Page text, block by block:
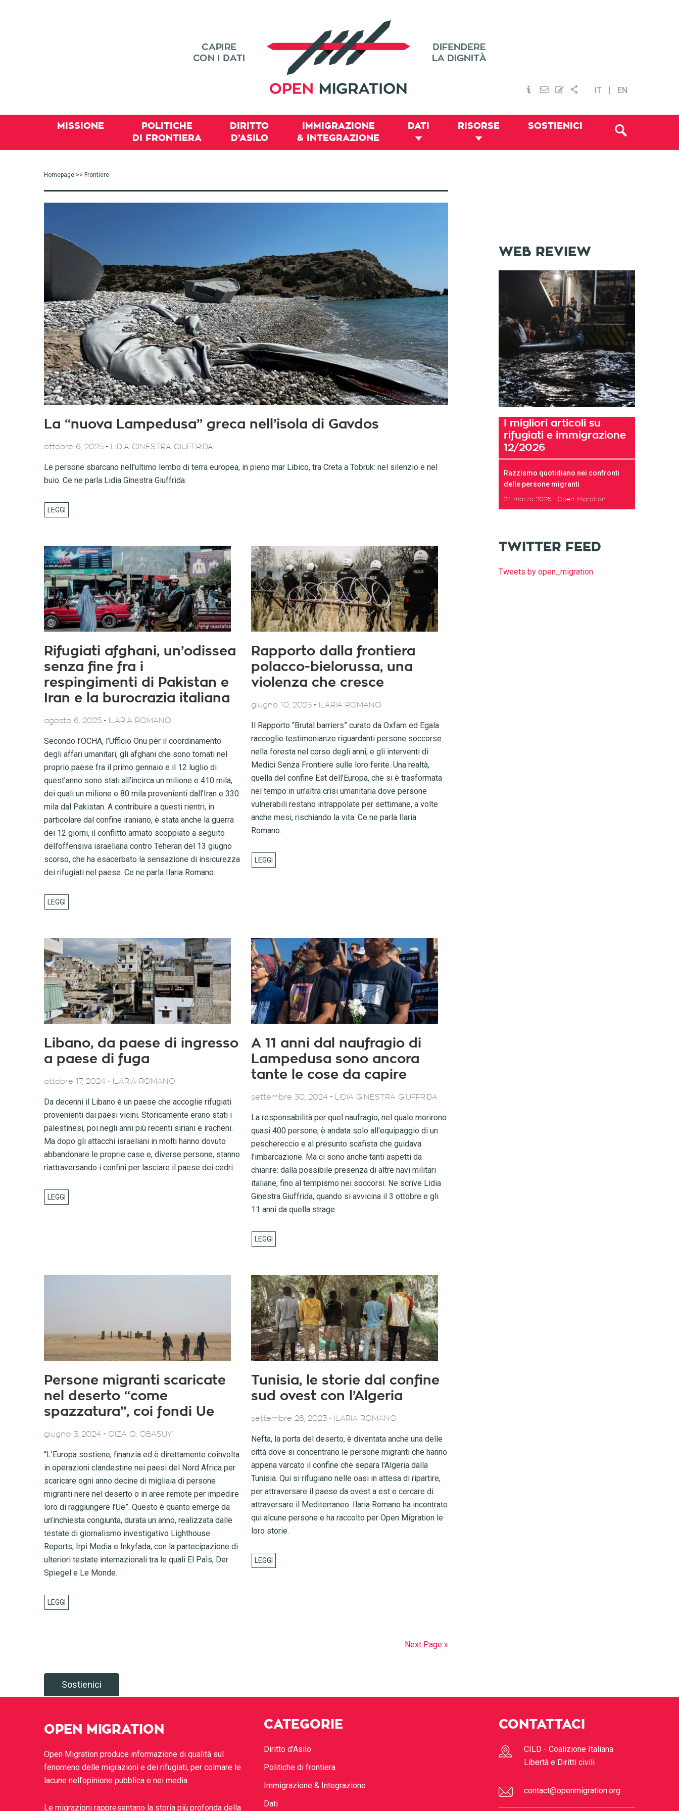
IT EN
MISSIONE
POLITICHE
DI FRONTIERA
DIRITTO
D’ASILO
IMMIGRAZIONE
& INTEGRAZIONE
DATI RISORSE SOSTIENICI
Homepage >> Frontiere
La “nuova Lampedusa” greca nell’isola di Gavdos
ottobre 6, 2025 - LIDIA GINESTRA GIUFFRIDA
Le persone sbarcano nell'ultimo lembo di terra europea, in pieno mar Libico, tra Creta a Tobruk: nel silenzio e nel
buio. Ce ne parla Lidia Ginestra Giuffrida.
Rifugiati afghani, un’odissea
senza fine fra i
respingimenti di Pakistan e
Iran e la burocrazia italiana
agosto 6, 2025 - ILARIA ROMANO
Secondo l’OCHA, l’Ufficio Onu per il coordinamento
degli affari umanitari, gli afghani che sono tornati nel
proprio paese fra il primo gennaio e il 12 luglio di
quest’anno sono stati all’incirca un milione e 410 mila,
dei quali un milione e 80 mila provenienti dall’Iran e 330
mila dal Pakistan. A contribuire a questi rientri, in
particolare dal confine iraniano, è stata anche la guerra
dei 12 giorni, il conflitto armato scoppiato a seguito
dell’offensiva israeliana contro Teheran del 13 giugno
scorso, che ha esacerbato la sensazione di insicurezza
dei rifugiati nel paese. Ce ne parla Ilaria Romano.
Rapporto dalla frontiera
polacco-bielorussa, una
violenza che cresce
giugno 10, 2025 - ILARIA ROMANO
Il Rapporto “Brutal barriers” curato da Oxfam ed Egala
raccoglie testimonianze riguardanti persone soccorse
nella foresta nel corso degli anni, e gli interventi di
Medici Senza Frontiere sulle loro ferite. Una realtà,
quella del confine Est dell’Europa, che si è trasformata
nel tempo in un’altra crisi umanitaria dove persone
vulnerabili restano intrappolate per settimane, a volte
anche mesi, rischiando la vita. Ce ne parla Ilaria
Romano.
Libano, da paese di ingresso
a paese di fuga
ottobre 17, 2024 - ILARIA ROMANO
Da decenni il Libano è un paese che accoglie rifugiati
provenienti dai paesi vicini. Storicamente erano stati i
palestinesi, poi negli anni più recenti siriani e iracheni.
Ma dopo gli attacchi israeliani in molti hanno dovuto
abbandonare le proprie case e, diverse persone, stanno
riattraversando i confini per lasciare il paese dei cedri.
A 11 anni dal naufragio di
Lampedusa sono ancora
tante le cose da capire
settembre 30, 2024 - LIDIA GINESTRA GIUFFRIDA
La responsabilità per quel naufragio, nel quale morirono
quasi 400 persone, è andata solo all'equipaggio di un
peschereccio e al presunto scafista che guidava
l'imbarcazione. Ma ci sono anche tanti aspetti da
chiarire: dalla possibile presenza di altre navi militari
italiane, fino al tempismo nei soccorsi. Ne scrive Lidia
Ginestra Giuffrida, quando si avvicina il 3 ottobre e gli
11 anni da quella strage.
Persone migranti scaricate
nel deserto “come
spazzatura”, coi fondi Ue
giugno 3, 2024 - OIZA Q. OBASUYI
“L’Europa sostiene, finanzia ed è direttamente coinvolta
in operazioni clandestine nei paesi del Nord Africa per
scaricare ogni anno decine di migliaia di persone
migranti nere nel deserto o in aree remote per impedire
loro di raggiungere l’Ue”. Questo è quanto emerge da
un’inchiesta congiunta, durata un anno, realizzata dalle
testate di giornalismo investigativo Lighthouse
Reports, Irpi Media e Inkyfada, con la partecipazione di
ulteriori testate internazionali tra le quali El Paìs, Der
Spiegel e Le Monde.
Tunisia, le storie dal confine
sud ovest con l’Algeria
settembre 28, 2023 - ILARIA ROMANO
Nefta, la porta del deserto, è diventata anche una delle
città dove si concentrano le persone migranti che hanno
appena varcato il confine che separa l'Algeria dalla
Tunisia. Qui si rifugiano nelle oasi in attesa di ripartire,
per attraversare il paese da ovest a est e cercare di
attraversare il Mediterraneo. Ilaria Romano ha incontrato
qui alcune persone e ha raccolto per Open Migration le
loro storie.
Next Page »
WEB REVIEW
I migliori articoli su
rifugiati e immigrazione
12/2026
Razzismo quotidiano nei confronti
delle persone migranti
24 marzo 2026 Open Migration
TWITTER FEED
Tweets by open_migration
Sostienici
OPEN MIGRATION
Open Migration produce informazione di qualità sul
fenomeno delle migrazioni e dei rifugiati, per colmare le
lacune nell’opinione pubblica e nei media.
Le migrazioni rappresentano la storia più profonda della
CATEGORIE
Diritto d’Asilo
Politiche di frontiera
Immigrazione & Integrazione
Dati
CONTATTACI
CILD - Coalizione Italiana
Libertà e Diritti civili
contact@openmigration.org